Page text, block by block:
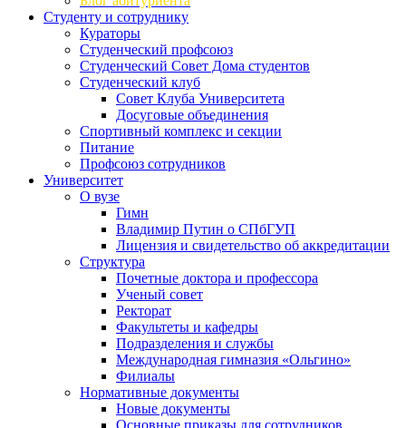
Студенту и сотруднику
Кураторы
Студенческий профсоюз
Студенческий Совет Дома студентов
Студенческий клуб
Совет Клуба Университета
Досуговые объединения
Спортивный комплекс и секции
Питание
Профсоюз сотрудников
Университет
О вузе
Гимн
Владимир Путин о СПбГУП
Лицензия и свидетельство об аккредитации
Структура
Почетные доктора и профессора
Ученый совет
Ректорат
Факультеты и кафедры
Подразделения и службы
Международная гимназия «Ольгино»
Филиалы
Нормативные документы
Новые документы
Основные приказы для сотрудников